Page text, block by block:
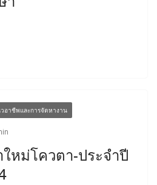
อาชีพและการจัดหางาน
หม่โควตา-ประจำปี